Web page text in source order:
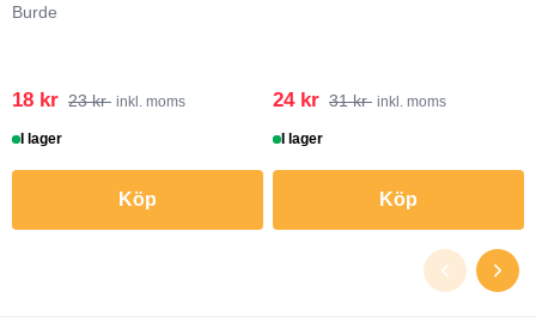
Burde
18 kr 23 kr inkl. moms
I lager
Köp
24 kr 31 kr inkl. moms
I lager
Köp